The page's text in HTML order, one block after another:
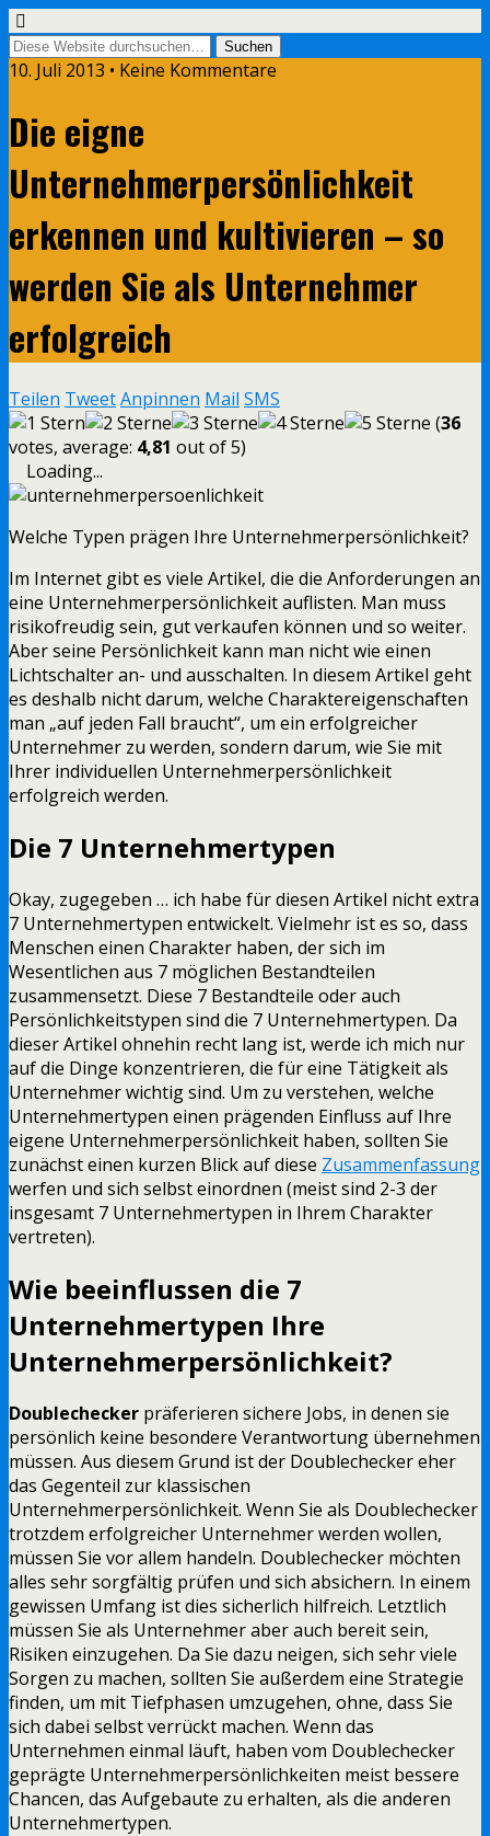
10. Juli 2013 • Keine Kommentare
Die eigne
Unternehmerpersönlichkeit
erkennen und kultivieren – so
werden Sie als Unternehmer
erfolgreich
Teilen TweetAnpinnen Mail SMS
(36
votes, average: 4,81 out of 5)
Loading...
Welche Typen prägen Ihre Unternehmerpersönlichkeit?
Im Internet gibt es viele Artikel, die die Anforderungen an
eine Unternehmerpersönlichkeit auflisten. Man muss
risikofreudig sein, gut verkaufen können und so weiter.
Aber seine Persönlichkeit kann man nicht wie einen
Lichtschalter an- und ausschalten. In diesem Artikel geht
es deshalb nicht darum, welche Charaktereigenschaften
man „auf jeden Fall braucht“, um ein erfolgreicher
Unternehmer zu werden, sondern darum, wie Sie mit
Ihrer individuellen Unternehmerpersönlichkeit
erfolgreich werden.
Die 7 Unternehmertypen
Okay, zugegeben … ich habe für diesen Artikel nicht extra
7 Unternehmertypen entwickelt. Vielmehr ist es so, dass
Menschen einen Charakter haben, der sich im
Wesentlichen aus 7 möglichen Bestandteilen
zusammensetzt. Diese 7 Bestandteile oder auch
Persönlichkeitstypen sind die 7 Unternehmertypen. Da
dieser Artikel ohnehin recht lang ist, werde ich mich nur
auf die Dinge konzentrieren, die für eine Tätigkeit als
Unternehmer wichtig sind. Um zu verstehen, welche
Unternehmertypen einen prägenden Einfluss auf Ihre
eigene Unternehmerpersönlichkeit haben, sollten Sie
zunächst einen kurzen Blick auf diese Zusammenfassung
werfen und sich selbst einordnen (meist sind 2-3 der
insgesamt 7 Unternehmertypen in Ihrem Charakter
vertreten).
Wie beeinflussen die 7
Unternehmertypen Ihre
Unternehmerpersönlichkeit?
Doublechecker präferieren sichere Jobs, in denen sie
persönlich keine besondere Verantwortung übernehmen
müssen. Aus diesem Grund ist der Doublechecker eher
das Gegenteil zur klassischen
Unternehmerpersönlichkeit. Wenn Sie als Doublechecker
trotzdem erfolgreicher Unternehmer werden wollen,
müssen Sie vor allem handeln. Doublechecker möchten
alles sehr sorgfältig prüfen und sich absichern. In einem
gewissen Umfang ist dies sicherlich hilfreich. Letztlich
müssen Sie als Unternehmer aber auch bereit sein,
Risiken einzugehen. Da Sie dazu neigen, sich sehr viele
Sorgen zu machen, sollten Sie außerdem eine Strategie
finden, um mit Tiefphasen umzugehen, ohne, dass Sie
sich dabei selbst verrückt machen. Wenn das
Unternehmen einmal läuft, haben vom Doublechecker
geprägte Unternehmerpersönlichkeiten meist bessere
Chancen, das Aufgebaute zu erhalten, als die anderen
Unternehmertypen.